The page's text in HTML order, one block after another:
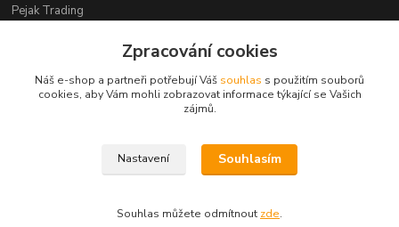
Pejak Trading
+ 420 724 280 132
(Po-Pá, 8-16 hod.)
Pejak Trading s.r.o.
Zpracování cookies
Náš e-shop a partneři potřebují Váš souhlas s použitím souborů
cookies, aby Vám mohli zobrazovat informace týkající se Vašich
zájmů.
Nastavení Souhlasím
Souhlas můžete odmítnout zde.